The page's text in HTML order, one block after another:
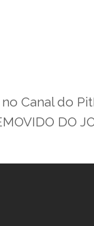
Canal do
DO